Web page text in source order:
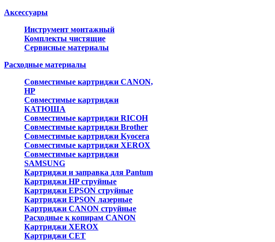
Аксессуары
Инструмент монтажный
Комплекты чистящие
Сервисные материалы
Расходные материалы
Совместимые картриджи CANON,
HP
Совместимые картриджи
КАТЮША
Совместимые картриджи RICOH
Совместимые картриджи Brother
Совместимые картриджи Kyocera
Совместимые картриджи XEROX
Совместимые картриджи
SAMSUNG
Картриджи и заправка для Pantum
Картриджи HP струйные
Картриджи EPSON струйные
Картриджи EPSON лазерные
Картриджи CANON струйные
Расходные к копирам CANON
Картриджи XEROX
Картриджи CET